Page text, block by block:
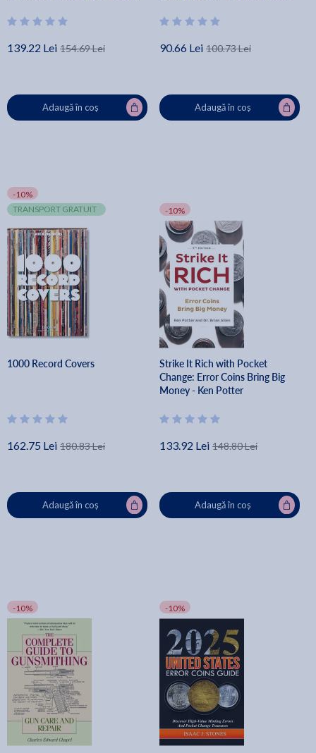
Cleckner
139.22 Lei 154.69 Lei
Adaugă în coș
90.66 Lei 100.73 Lei
Adaugă în coș
-10%
TRANSPORT GRATUIT
1000 Record Covers
162.75 Lei 180.83 Lei
Adaugă în coș
-10%
Strike It Rich with Pocket
Change: Error Coins Bring Big
Money - Ken Potter
133.92 Lei 148.80 Lei
Adaugă în coș
-10% -10%